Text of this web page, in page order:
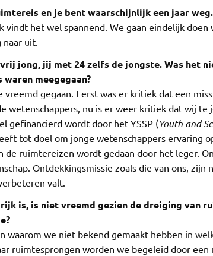
en je bent waarschijnlijk een jaar
vindt het wel spannend. We gaan eindelijk
naar uit.
jong, jij met 24 zelfs de jongste. Was het
meegegaan?
vreemd gegaan. Eerst was er kritiek dat een
wetenschappers, nu is er weer kritiek dat wij te
gefinancierd wordt door het YSSP (Youth and
tot doel om jonge wetenschappers ervaring
de ruimtereizen wordt gedaan door het leger.
Ontdekkingsmissie zoals die van ons, zijn
valt.
is, is niet vreemd gezien de dreiging van
waarom we niet bekend gemaakt hebben in
ruimtesprongen worden we begeleid door